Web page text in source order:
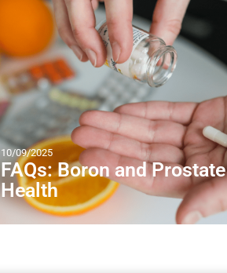
10/09/2025
FAQs: Boron and Prostate
Health